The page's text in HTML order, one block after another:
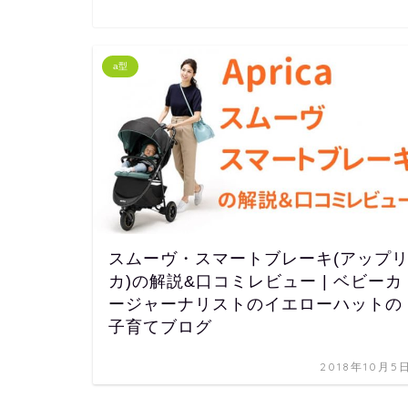
a型
スムーヴ・スマートブレーキ(アップリ
カ)の解説&口コミレビュー | ベビーカ
ージャーナリストのイエローハットの
子育てブログ
2018年10月5